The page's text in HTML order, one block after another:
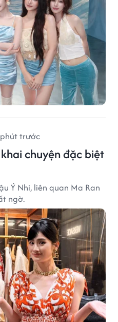
trước
chuyện đặc biệt
Ý Nhi, liên quan Ma Ran
ngờ.